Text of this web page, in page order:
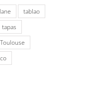
tablao
tapas